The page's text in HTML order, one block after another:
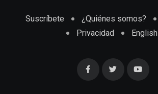
Suscríbete ¿Quiénes somos?
Privacidad
English